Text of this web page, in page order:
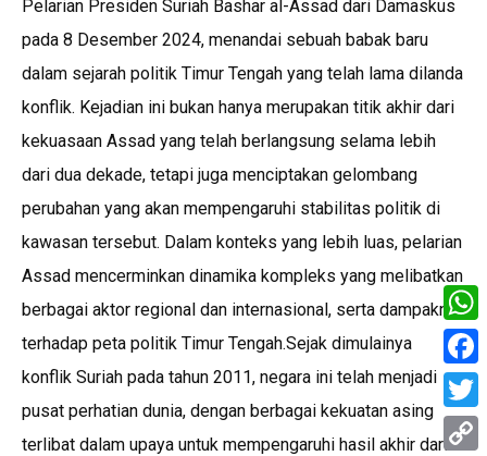
Pelarian Presiden Suriah Bashar al-Assad dari Damaskus
pada 8 Desember 2024, menandai sebuah babak baru
dalam sejarah politik Timur Tengah yang telah lama dilanda
konflik. Kejadian ini bukan hanya merupakan titik akhir dari
kekuasaan Assad yang telah berlangsung selama lebih
dari dua dekade, tetapi juga menciptakan gelombang
perubahan yang akan mempengaruhi stabilitas politik di
kawasan tersebut. Dalam konteks yang lebih luas, pelarian
Assad mencerminkan dinamika kompleks yang melibatkan
berbagai aktor regional dan internasional, serta dampaknya
terhadap peta politik Timur Tengah.Sejak dimulainya
konflik Suriah pada tahun 2011, negara ini telah menjadi
pusat perhatian dunia, dengan berbagai kekuatan asing
terlibat dalam upaya untuk mempengaruhi hasil akhir dari